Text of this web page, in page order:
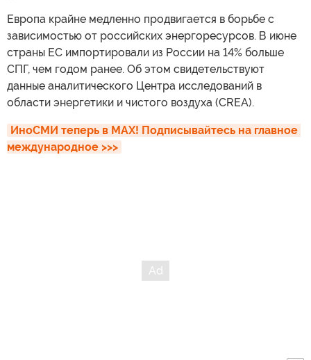
Европа крайне медленно продвигается в борьбе с
зависимостью от российских энергоресурсов. В июне
страны ЕС импортировали из России на 14% больше
СПГ, чем годом ранее. Об этом свидетельствуют
данные аналитического Центра исследований в
области энергетики и чистого воздуха (CREA).
ИноСМИ теперь в MAX! Подписывайтесь на главное
международное >>>